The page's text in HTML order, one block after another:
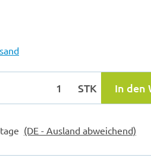
STK In den
(DE - Ausland abweichend)